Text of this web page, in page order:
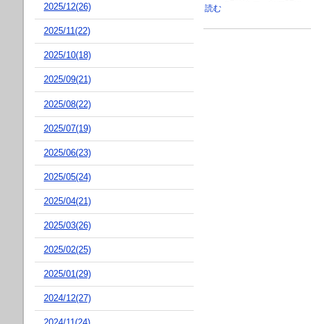
読む
2025/12(26)
2025/11(22)
2025/10(18)
2025/09(21)
2025/08(22)
2025/07(19)
2025/06(23)
2025/05(24)
2025/04(21)
2025/03(26)
2025/02(25)
2025/01(29)
2024/12(27)